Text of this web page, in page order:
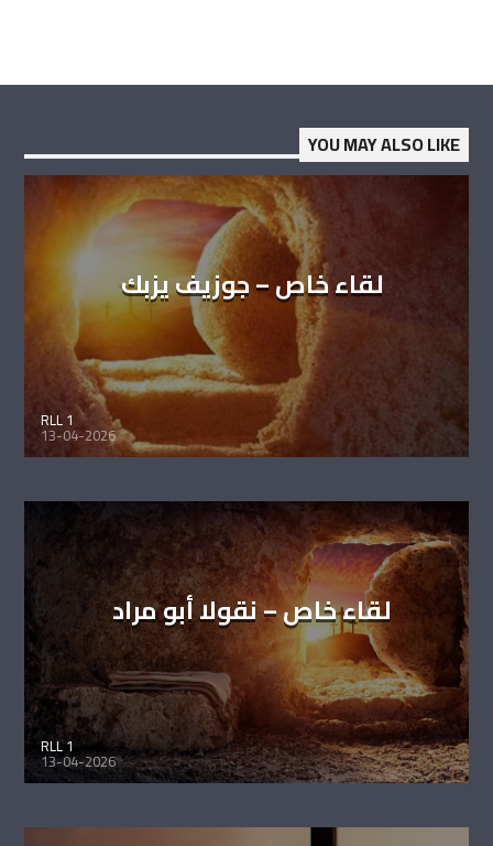
YOU MAY ALSO LIKE
لقاء خاص – جوزيف يزبك
RLL 1
13-04-2026
لقاء خاص – نقولا أبو مراد
RLL 1
13-04-2026